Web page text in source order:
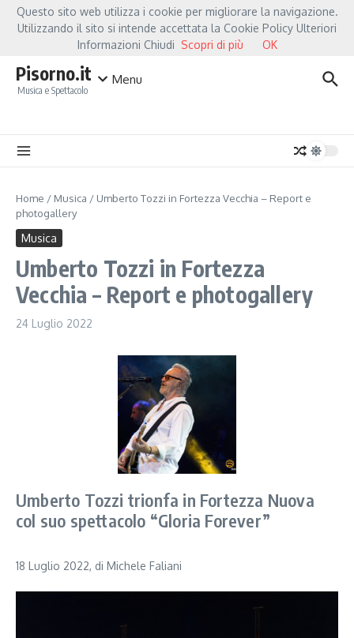
Salta al contenuto
Hot NewsFiorella Mannoia, a Capannori nasce “Anime Salve”: la data zero è un
Pisorno.it
Musica e Spettacolo
Menu
Home / Musica / Umberto Tozzi in Fortezza Vecchia – Report e
photogallery
Musica
Umberto Tozzi in Fortezza
Vecchia – Report e photogallery
24 Luglio 2022
Umberto Tozzi trionfa in Fortezza Nuova
col suo spettacolo “Gloria Forever”
18 Luglio 2022, di Michele Faliani
Questo sito web utilizza i cookie per migliorare la navigazione.
Utilizzando il sito si intende accettata la Cookie Policy Ulteriori
Informazioni Chiudi Scopri di più OK